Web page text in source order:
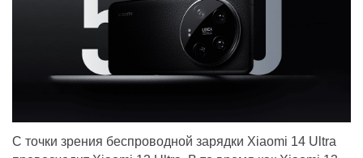
С точки зрения беспроводной зарядки Xiaomi 14 Ultra